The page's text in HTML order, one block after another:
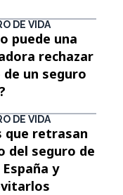
DE VIDA
puede una
rechazar
de un seguro
DE VIDA
que retrasan
del seguro de
y